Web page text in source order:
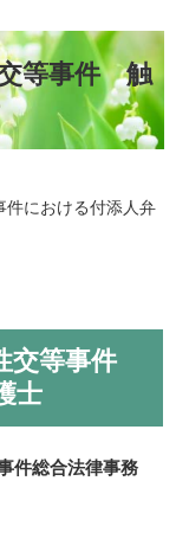
等事件 触
における付添人弁
交等事件
士
件総合法律事務